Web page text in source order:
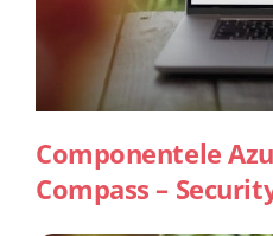
Componentele
Compass –